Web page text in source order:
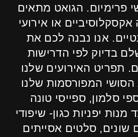
פרימיום. הגואט מתאים
או אירועי
אנו נבנה לכם את
בדיוק לפי הדרישות
תפריט האירועים שלנו
המפורסמות שלנו
סלמון, ספייסי טונה
יפניות כגון- שיפודי
שונים, סלטים אסייתים